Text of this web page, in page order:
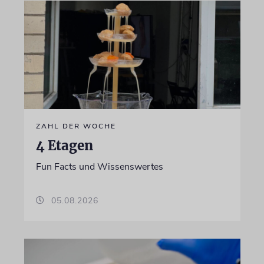
ZAHL DER WOCHE
4 Etagen
Fun Facts und Wissenswertes
05.08.2026